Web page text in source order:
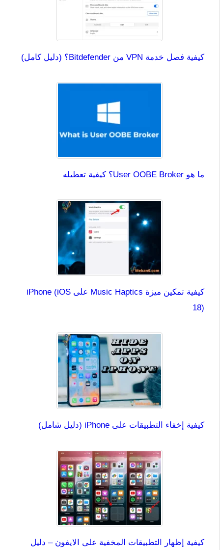
كيفية فصل خدمة VPN من Bitdefender؟ (دليل كامل)
ما هو User OOBE Broker؟ كيفية تعطيله
كيفية تمكين ميزة Music Haptics على iPhone (iOS
18)
كيفية إخفاء التطبيقات على iPhone (دليل شامل)
كيفية إظهار التطبيقات المخفية على الايفون – دليل